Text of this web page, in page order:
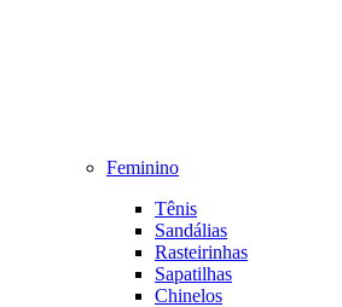
Feminino
Tênis
Sandálias
Rasteirinhas
Sapatilhas
Chinelos